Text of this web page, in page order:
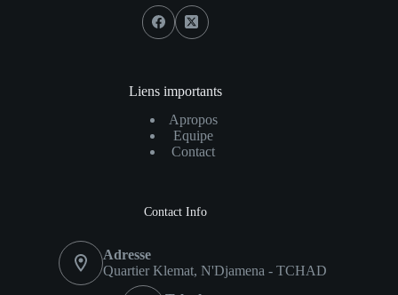
Liens importants
Apropos
Equipe
Contact
Contact Info
Adresse
Quartier Klemat, N'Djamena - TCHAD